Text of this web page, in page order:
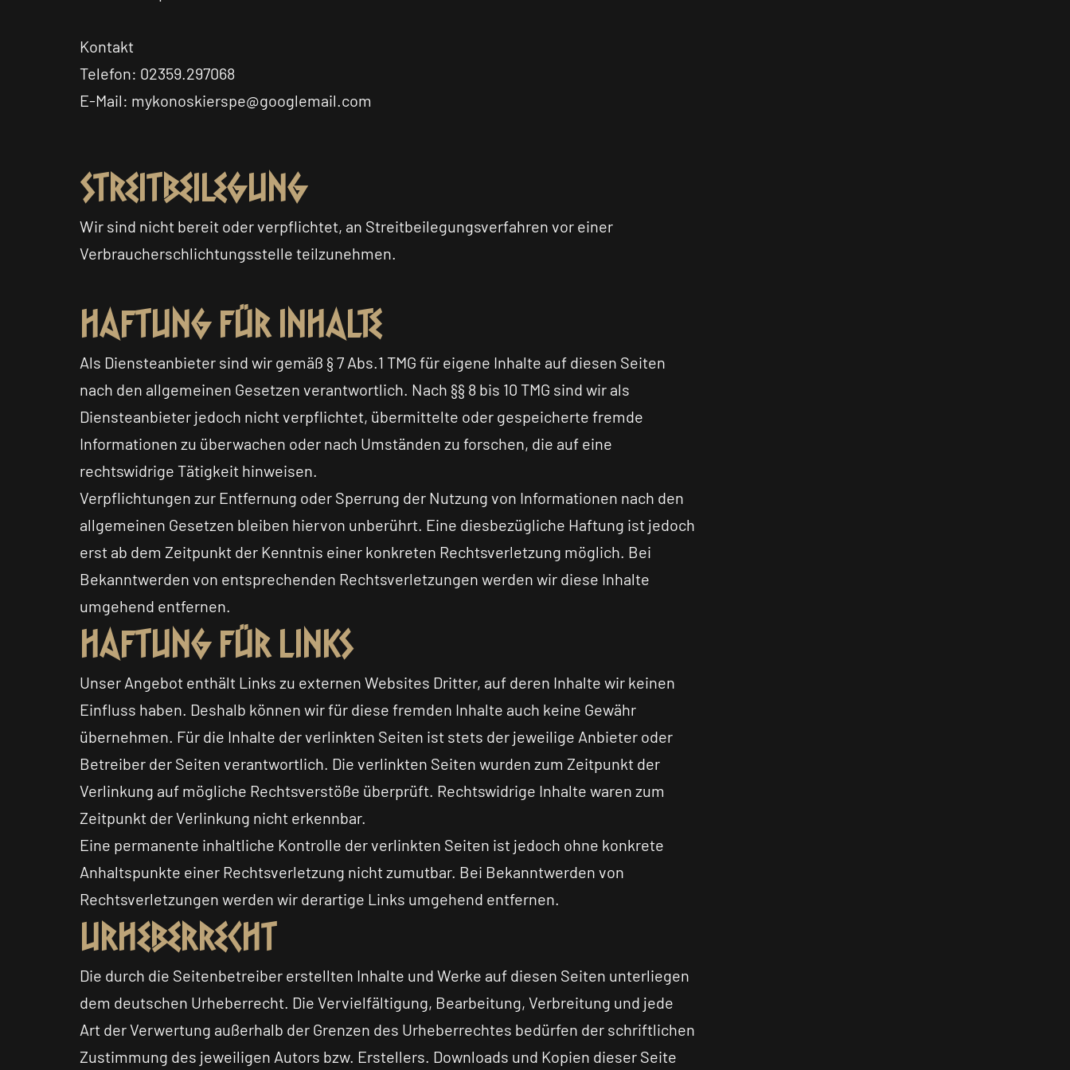
Kontakt
Telefon: 02359.297068
E-Mail: mykonoskierspe@googlemail.com
Streitbeilegung
Wir sind nicht bereit oder verpflichtet, an Streitbeilegungsverfahren vor einer
Verbraucherschlichtungsstelle teilzunehmen.
Haftung für Inhalte
Als Diensteanbieter sind wir gemäß § 7 Abs.1 TMG für eigene Inhalte auf diesen Seiten
nach den allgemeinen Gesetzen verantwortlich. Nach §§ 8 bis 10 TMG sind wir als
Diensteanbieter jedoch nicht verpflichtet, übermittelte oder gespeicherte fremde
Informationen zu überwachen oder nach Umständen zu forschen, die auf eine
rechtswidrige Tätigkeit hinweisen.
Verpflichtungen zur Entfernung oder Sperrung der Nutzung von Informationen nach den
allgemeinen Gesetzen bleiben hiervon unberührt. Eine diesbezügliche Haftung ist jedoch
erst ab dem Zeitpunkt der Kenntnis einer konkreten Rechtsverletzung möglich. Bei
Bekanntwerden von entsprechenden Rechtsverletzungen werden wir diese Inhalte
umgehend entfernen.
Haftung für Links
Unser Angebot enthält Links zu externen Websites Dritter, auf deren Inhalte wir keinen
Einfluss haben. Deshalb können wir für diese fremden Inhalte auch keine Gewähr
übernehmen. Für die Inhalte der verlinkten Seiten ist stets der jeweilige Anbieter oder
Betreiber der Seiten verantwortlich. Die verlinkten Seiten wurden zum Zeitpunkt der
Verlinkung auf mögliche Rechtsverstöße überprüft. Rechtswidrige Inhalte waren zum
Zeitpunkt der Verlinkung nicht erkennbar.
Eine permanente inhaltliche Kontrolle der verlinkten Seiten ist jedoch ohne konkrete
Anhaltspunkte einer Rechtsverletzung nicht zumutbar. Bei Bekanntwerden von
Rechtsverletzungen werden wir derartige Links umgehend entfernen.
Urheberrecht
Die durch die Seitenbetreiber erstellten Inhalte und Werke auf diesen Seiten unterliegen
dem deutschen Urheberrecht. Die Vervielfältigung, Bearbeitung, Verbreitung und jede
Art der Verwertung außerhalb der Grenzen des Urheberrechtes bedürfen der schriftlichen
Zustimmung des jeweiligen Autors bzw. Erstellers. Downloads und Kopien dieser Seite